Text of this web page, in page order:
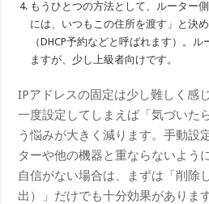
もうひとつの方法として、ルーター
には、いつもこの住所を渡す」と決
（DHCP予約などと呼ばれます）。
ますが、少し上級者向けです。
IPアドレスの固定は少し難しく感
一度設定してしまえば「気づいた
う悩みが大きく減ります。手動設
ターや他の機器と重ならないよう
自信がない場合は、まずは「削除
出）」だけでも十分効果があります